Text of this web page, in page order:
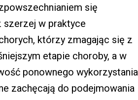
się
szerzej w praktyce
którzy zmagając się z
etapie choroby, a w
ponownego wykorzystania
zachęcają do podejmowania